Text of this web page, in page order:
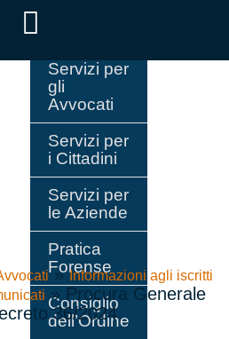
Servizi per
gli
Avvocati
Servizi per
i Cittadini
Servizi per
le Aziende
Pratica
Forense
Consiglio
dell’Ordine
»Informazioni agli iscritti
» Procura Generale
36/2024